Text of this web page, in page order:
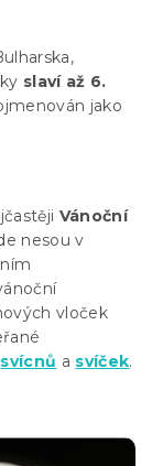
slaví až 6.
jako
Vánoční
nesou v
vloček
svícnů a svíček.